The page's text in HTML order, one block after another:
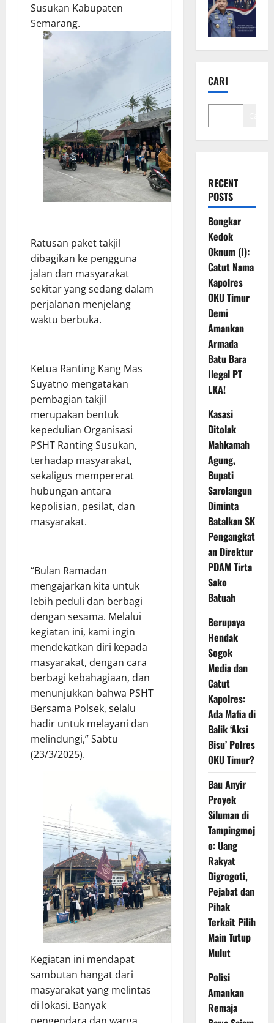
Susukan Kabupaten
Semarang.
Ratusan paket takjil
dibagikan ke pengguna
jalan dan masyarakat
sekitar yang sedang dalam
perjalanan menjelang
waktu berbuka.
Ketua Ranting Kang Mas
Suyatno mengatakan
pembagian takjil
merupakan bentuk
kepedulian Organisasi
PSHT Ranting Susukan,
terhadap masyarakat,
sekaligus mempererat
hubungan antara
kepolisian, pesilat, dan
masyarakat.
“Bulan Ramadan
mengajarkan kita untuk
lebih peduli dan berbagi
dengan sesama. Melalui
kegiatan ini, kami ingin
mendekatkan diri kepada
masyarakat, dengan cara
berbagi kebahagiaan, dan
menunjukkan bahwa PSHT
Bersama Polsek, selalu
hadir untuk melayani dan
melindungi,” Sabtu
(23/3/2025).
Kegiatan ini mendapat
sambutan hangat dari
masyarakat yang melintas
di lokasi. Banyak
pengendara dan warga
CARI
RECENT
POSTS
Bongkar
Kedok
Oknum (I):
Catut Nama
Kapolres
OKU Timur
Demi
Amankan
Armada
Batu Bara
Ilegal PT
LKA!
Kasasi
Ditolak
Mahkamah
Agung,
Bupati
Sarolangun
Diminta
Batalkan SK
Pengangkat
an Direktur
PDAM Tirta
Sako
Batuah
Berupaya
Hendak
Sogok
Media dan
Catut
Kapolres:
Ada Mafia di
Balik ‘Aksi
Bisu’ Polres
OKU Timur?
Bau Anyir
Proyek
Siluman di
Tampingmoj
o: Uang
Rakyat
Digrogoti,
Pejabat dan
Pihak
Terkait Pilih
Main Tutup
Mulut
Polisi
Amankan
Remaja